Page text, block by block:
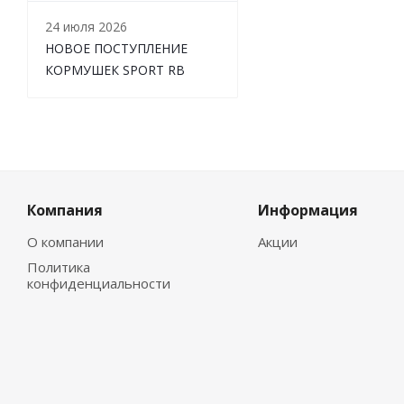
24 июля 2026
НОВОЕ ПОСТУПЛЕНИЕ
КОРМУШЕК SPORT RB
Компания
О компании
Политика
конфиденциальности
Информация
Акции